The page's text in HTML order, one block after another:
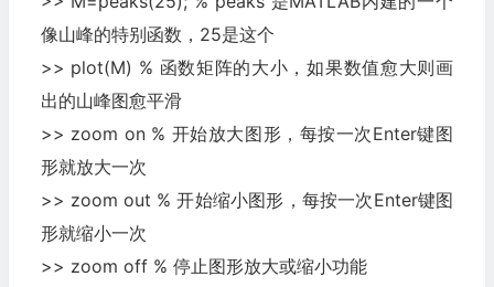
像山峰的特别函数，25是这个
>> plot(M) % 函数矩阵的大小，如果数值愈大则画
出的山峰图愈平滑
>> zoom on % 开始放大图形，每按一次Enter键图
形就放大一次
>> zoom out % 开始缩小图形，每按一次Enter键图
形就缩小一次
>> zoom off % 停止图形放大或缩小功能